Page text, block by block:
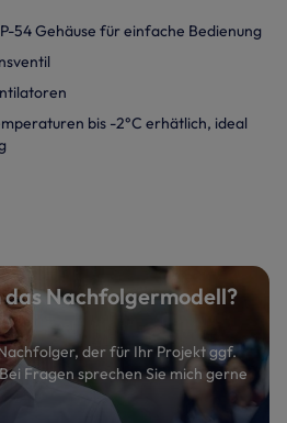
54 Gehäuse für einfache Bedienung
bis -2°C erhätlich, ideal
das Nachfolgermodell?
der für Ihr Projekt ggf.
Fragen sprechen Sie mich gerne